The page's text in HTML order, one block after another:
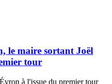
le maire sortant Joël
tour
à l'issue du premier tour